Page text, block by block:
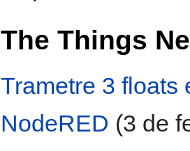
The Things
Trametre 3 floats
NodeRED (3 de